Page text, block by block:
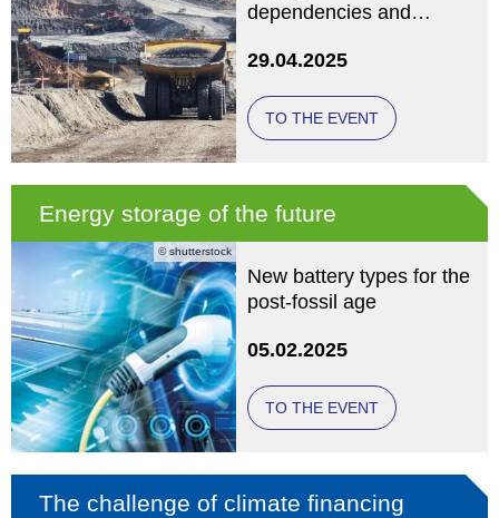
dependencies and
29.04.2025
TO THE EVENT
© shutterstock
Energy storage of the future
New battery types for the
post-fossil age
05.02.2025
TO THE EVENT
The challenge of climate financing